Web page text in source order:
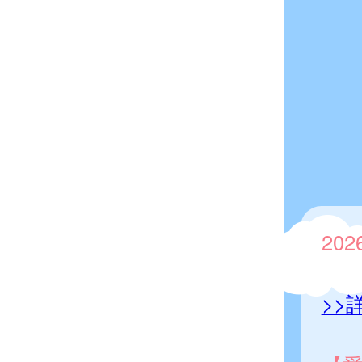
>>